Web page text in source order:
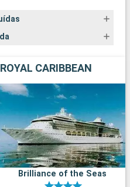
CARIBBEAN
Brilliance of the Seas